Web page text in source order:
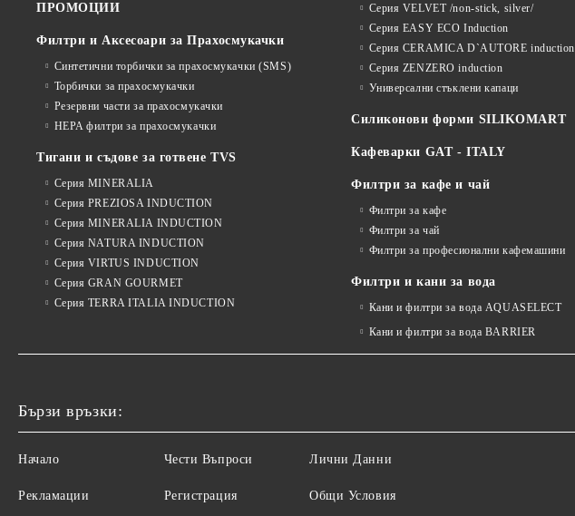
ПРОМОЦИИ
Филтри и Аксесоари за Прахосмукачки
Синтетични торбички за прахосмукачки (SMS)
Торбички за прахосмукачки
Резервни части за прахосмукачки
HEPA филтри за прахосмукачки
Тигани и съдове за готвене TVS
Серия MINERALIA
Серия PREZIOSA INDUCTION
Серия MINERALIA INDUCTION
Серия NATURA INDUCTION
Серия VIRTUS INDUCTION
Серия GRAN GOURMET
Серия TERRA ITALIA INDUCTION
Серия VELVET /non-stick, silver/
Серия EASY ECO Induction
Серия CERAMICA D`AUTORE induction
Серия ZENZERO induction
Универсални стъклени капаци
Силиконови форми SILIKOMART
Кафеварки GAT - ITALY
Филтри за кафе и чай
Филтри за кафе
Филтри за чай
Филтри за професионални кафемашини
Филтри и кани за вода
Кани и филтри за вода AQUASELECT
Кани и филтри за вода BARRIER
Бързи връзки:
Начало
Рекламации
Чести Въпроси
Регистрация
Лични Данни
Общи Условия